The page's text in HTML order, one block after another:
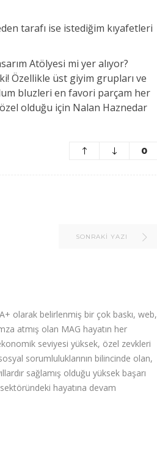
tarafı ise istediğim kıyafetleri
Atölyesi mi yer alıyor?
Özellikle üst giyim grupları ve
bluzleri en favori parçam her
olduğu için Nalan Haznedar
0
SONRAKI YAZI
olarak belirlenmiş bir çok baskı, web,
atmış olan MAG hayatın her
seviyesi yüksek, özel zevkleri
sorumluluklarının bilincinde olan,
sağlamış olduğu yüksek başarı
hayatına devam